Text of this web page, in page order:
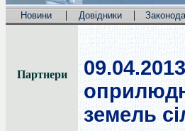
Новини | Довідники |
Партнери 09.04.2013
земель